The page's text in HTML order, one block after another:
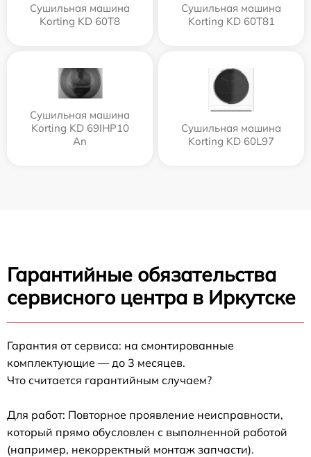
Сушильная машина
Korting KD 60T8
Сушильная машина
Korting KD 60T81
Сушильная машина
Korting KD 69IHP10
An
Сушильная машина
Korting KD 60L97
Гарантийные обязательства
сервисного центра в Иркутске
Гарантия от сервиса: на смонтированные
комплектующие — до 3 месяцев.
Что считается гарантийным случаем?
Для работ: Повторное проявление неисправности,
который прямо обусловлен с выполненной работой
(например, некорректный монтаж запчасти).